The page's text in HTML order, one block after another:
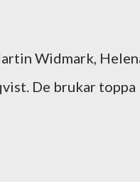
Widmark,
De brukar toppa